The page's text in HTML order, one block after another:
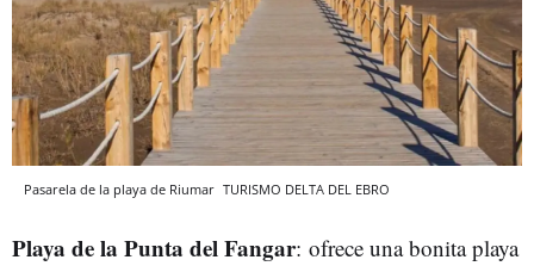
Pasarela de la playa de Riumar TURISMO DELTA DEL EBRO
Playa de la Punta del Fangar: ofrece una bonita playa